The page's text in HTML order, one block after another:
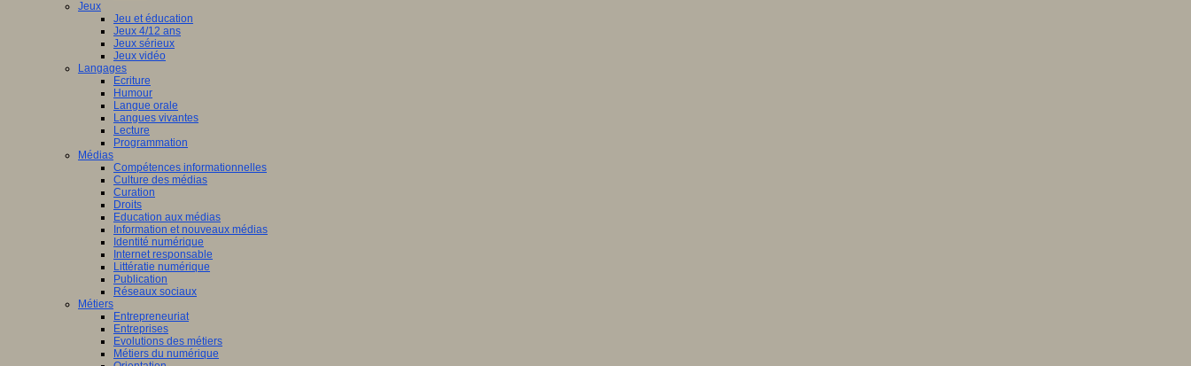
Jeux
Jeu et éducation
Jeux 4/12 ans
Jeux sérieux
Jeux vidéo
Langages
Ecriture
Humour
Langue orale
Langues vivantes
Lecture
Programmation
Médias
Compétences informationnelles
Culture des médias
Curation
Droits
Education aux médias
Information et nouveaux médias
Identité numérique
Internet responsable
Littératie numérique
Publication
Réseaux sociaux
Métiers
Entrepreneuriat
Entreprises
Evolutions des métiers
Métiers du numérique